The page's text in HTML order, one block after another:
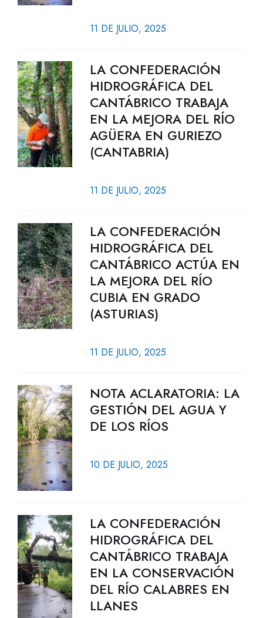
11 DE JULIO, 2025
LA CONFEDERACIÓN
HIDROGRÁFICA DEL
CANTÁBRICO TRABAJA
EN LA MEJORA DEL RÍO
AGÜERA EN GURIEZO
(CANTABRIA)
11 DE JULIO, 2025
LA CONFEDERACIÓN
HIDROGRÁFICA DEL
CANTÁBRICO ACTÚA EN
LA MEJORA DEL RÍO
CUBIA EN GRADO
(ASTURIAS)
11 DE JULIO, 2025
NOTA ACLARATORIA: LA
GESTIÓN DEL AGUA Y
DE LOS RÍOS
10 DE JULIO, 2025
LA CONFEDERACIÓN
HIDROGRÁFICA DEL
CANTÁBRICO TRABAJA
EN LA CONSERVACIÓN
DEL RÍO CALABRES EN
LLANES